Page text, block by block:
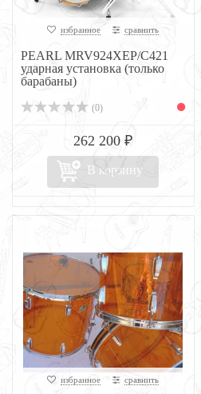
избранное сравнить
PEARL MRV924XEP/C421
ударная установка (только
барабаны)
(0)
262 200 ₽
В корзину
избранное сравнить